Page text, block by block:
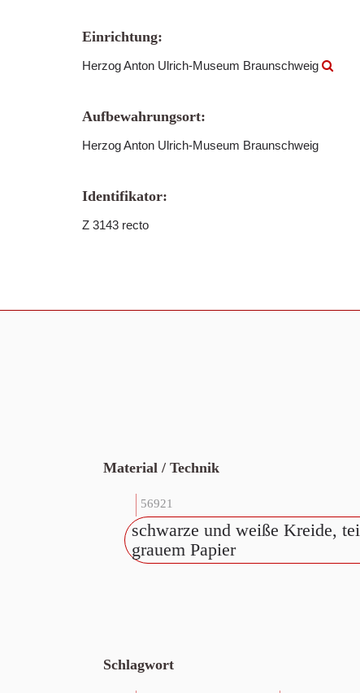
Einrichtung:
Herzog Anton Ulrich-Museum Braunschweig
Aufbewahrungsort:
Herzog Anton Ulrich-Museum Braunschweig
Identifikator:
Z 3143 recto
Material / Technik
56921
schwarze und weiße Kreide,
grauem Papier
Schlagwort